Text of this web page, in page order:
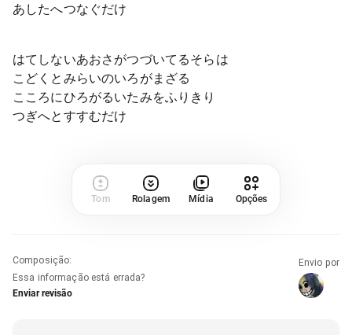
あしたへつなぐだけ
はてしないあおさがつづいてるそらは
こどくとみらいのいろがまざる
こころにひろがるいたみをふりきり
つぎへとすすむだけ
Tom Rolagem Mídia Opções
Composição:
Essa informação está errada?
Enviar revisão
Envio por